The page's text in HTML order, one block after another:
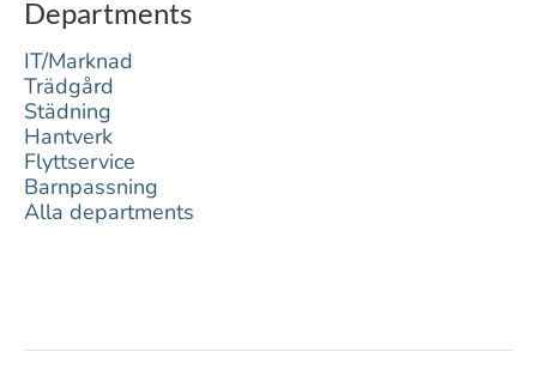
Departments
IT/Marknad
Trädgård
Städning
Hantverk
Flyttservice
Barnpassning
Alla departments